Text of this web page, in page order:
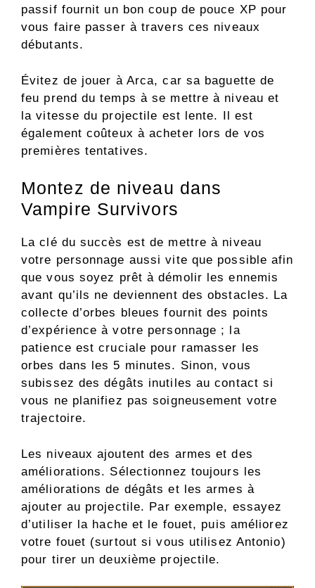
passif fournit un bon coup de pouce XP pour
vous faire passer à travers ces niveaux
débutants.
Évitez de jouer à Arca, car sa baguette de
feu prend du temps à se mettre à niveau et
la vitesse du projectile est lente. Il est
également coûteux à acheter lors de vos
premières tentatives.
Montez de niveau dans
Vampire Survivors
La clé du succès est de mettre à niveau
votre personnage aussi vite que possible afin
que vous soyez prêt à démolir les ennemis
avant qu’ils ne deviennent des obstacles. La
collecte d’orbes bleues fournit des points
d’expérience à votre personnage ; la
patience est cruciale pour ramasser les
orbes dans les 5 minutes. Sinon, vous
subissez des dégâts inutiles au contact si
vous ne planifiez pas soigneusement votre
trajectoire.
Les niveaux ajoutent des armes et des
améliorations. Sélectionnez toujours les
améliorations de dégâts et les armes à
ajouter au projectile. Par exemple, essayez
d’utiliser la hache et le fouet, puis améliorez
votre fouet (surtout si vous utilisez Antonio)
pour tirer un deuxième projectile.